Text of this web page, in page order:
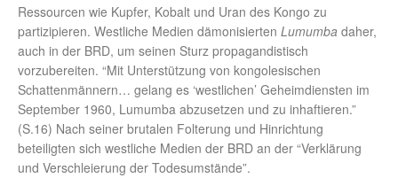
Ressourcen wie Kupfer, Kobalt und Uran des Kongo zu
partizipieren. Westliche Medien dämonisierten Lumumba daher,
auch in der BRD, um seinen Sturz propagandistisch
vorzubereiten. “Mit Unterstützung von kongolesischen
Schattenmännern… gelang es ‘westlichen’ Geheimdiensten im
September 1960, Lumumba abzusetzen und zu inhaftieren.”
(S.16) Nach seiner brutalen Folterung und Hinrichtung
beteiligten sich westliche Medien der BRD an der “Verklärung
und Verschleierung der Todesumstände”.